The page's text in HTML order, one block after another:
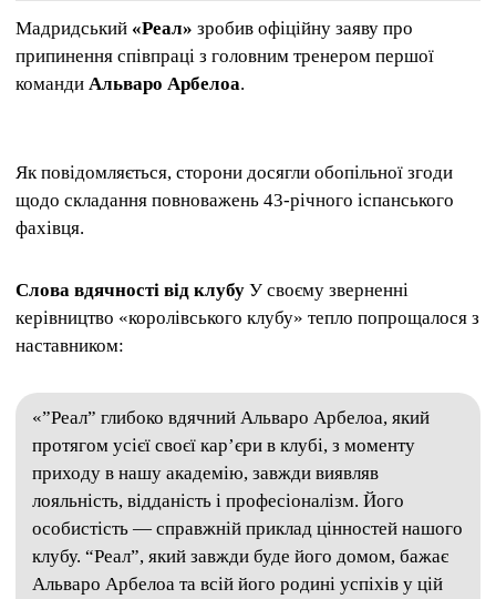
Мадридський «Реал» зробив офіційну заяву про
припинення співпраці з головним тренером першої
команди Альваро Арбелоа.
Як повідомляється, сторони досягли обопільної згоди
щодо складання повноважень 43-річного іспанського
фахівця.
Слова вдячності від клубу У своєму зверненні
керівництво «королівського клубу» тепло попрощалося з
наставником:
«”Реал” глибоко вдячний Альваро Арбелоа, який
протягом усієї своєї кар’єри в клубі, з моменту
приходу в нашу академію, завжди виявляв
лояльність, відданість і професіоналізм. Його
особистість — справжній приклад цінностей нашого
клубу. “Реал”, який завжди буде його домом, бажає
Альваро Арбелоа та всій його родині успіхів у цій